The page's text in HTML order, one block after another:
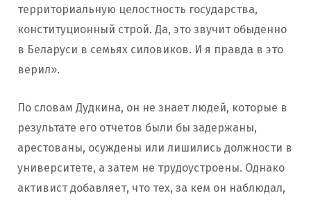
территориальную целостность государства,
конституционный строй. Да, это звучит обыденно
в Беларуси в семьях силовиков. И я правда в это
верил».
По словам Дудкина, он не знает людей, которые в
результате его отчетов были бы задержаны,
арестованы, осуждены или лишились должности в
университете, а затем не трудоустроены. Однако
активист добавляет, что тех, за кем он наблюдал,